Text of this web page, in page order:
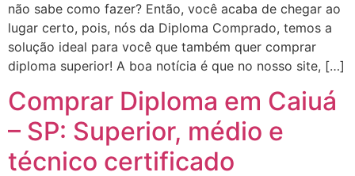
não sabe como fazer? Então, você acaba de chegar ao
lugar certo, pois, nós da Diploma Comprado, temos a
solução ideal para você que também quer comprar
diploma superior! A boa notícia é que no nosso site, […]
Comprar Diploma em Caiuá
– SP: Superior, médio e
técnico certificado